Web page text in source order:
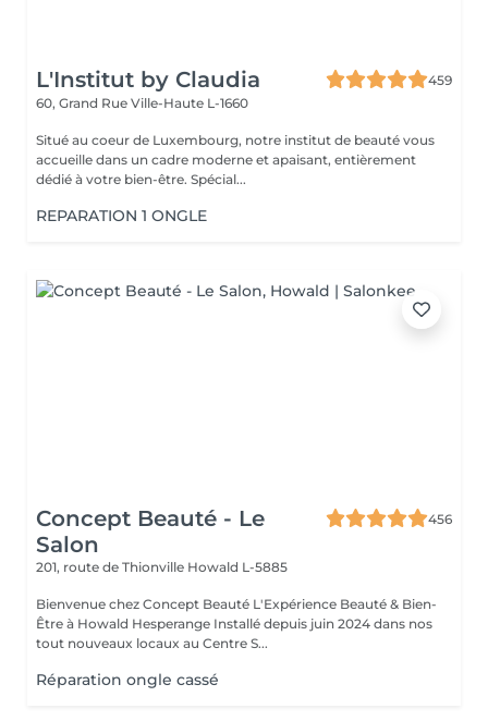
L'Institut by Claudia
459
60, Grand Rue Ville-Haute L-1660
Situé au coeur de Luxembourg, notre institut de beauté vous
accueille dans un cadre moderne et apaisant, entièrement
dédié à votre bien-être. Spécial...
REPARATION 1 ONGLE
Concept Beauté - Le
Salon
456
201, route de Thionville Howald L-5885
Bienvenue chez Concept Beauté L'Expérience Beauté & Bien-
Être à Howald Hesperange Installé depuis juin 2024 dans nos
tout nouveaux locaux au Centre S...
Réparation ongle cassé